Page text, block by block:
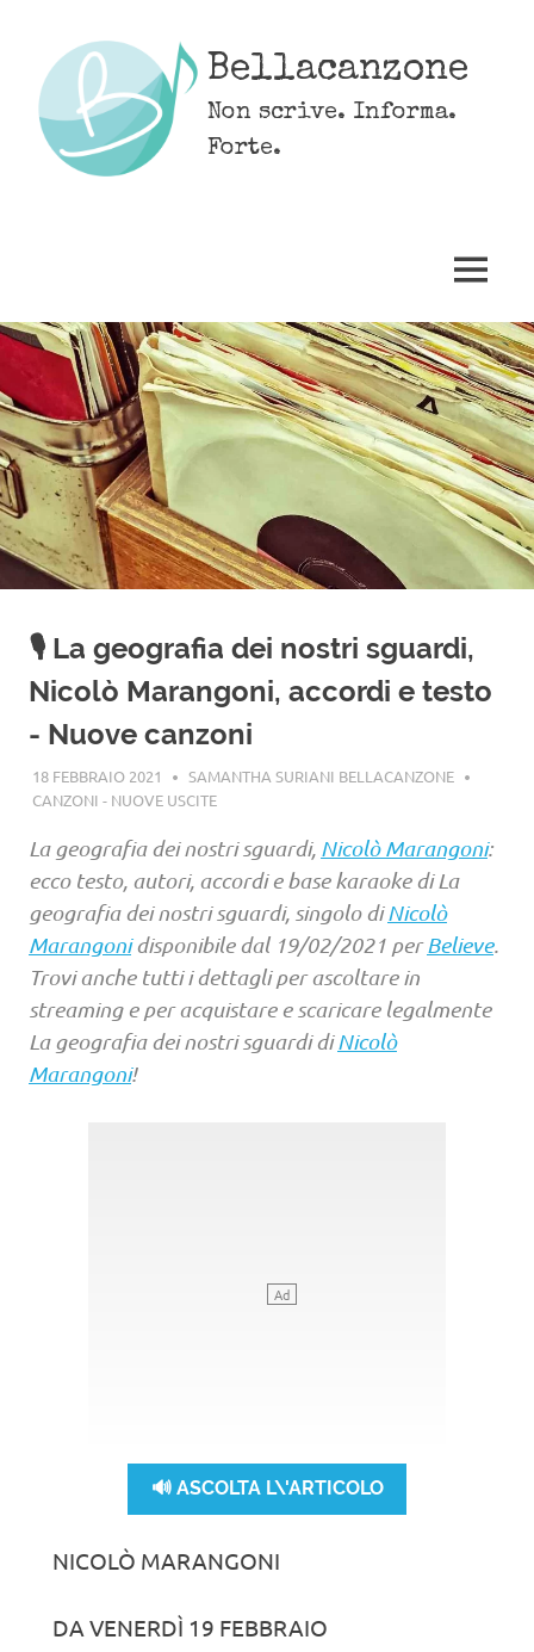
content
Bellacanzone
Non scrive. Informa.
Forte.
MENU
🎙️ La geografia dei nostri sguardi,
Nicolò Marangoni, accordi e testo
- Nuove canzoni
18 FEBBRAIO 2021
SAMANTHA SURIANI BELLACANZONE
CANZONI - NUOVE USCITE
La geografia dei nostri sguardi, Nicolò Marangoni:
ecco testo, autori, accordi e base karaoke di La
geografia dei nostri sguardi, singolo diNicolò
Marangonidisponibile dal 19/02/2021 perBelieve.
Trovi anche tutti i dettagli per ascoltare in
streaming e per acquistare e scaricare legalmente
La geografia dei nostri sguardi diNicolò
Marangoni!
🔊 ASCOLTA L\'ARTICOLO
NICOLÒ MARANGONI
DA VENERDÌ 19 FEBBRAIO